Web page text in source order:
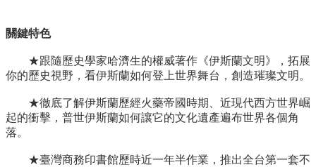
關鍵特色
★跟隨歷史學家哈濟生的權威著作《伊斯蘭文明》，拓展
你的歷史視野，看伊斯蘭如何登上世界舞台，創造璀璨文明。
★徹底了解伊斯蘭歷經火藥帝國時期、近現代西方世界崛
起的衝擊，普世伊斯蘭如何讓它的文化遺產遍布世界各個角
落。
★臺灣商務印書館歷時近一年半作業，推出全台第一套不